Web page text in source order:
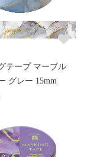
テープ マーブル
グレー 15mm